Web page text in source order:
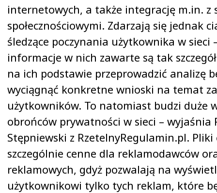
internetowych, a także integrację m.in. z
społecznościowymi. Zdarzają się jednak
śledzące poczynania użytkownika w sieci
informacje w nich zawarte są tak
na ich podstawie przeprowadzić analizę
wyciągnąć konkretne wnioski na temat
użytkowników. To natomiast budzi duże
obrońców prywatności w sieci – wyjaśnia
Stępniewski z RzetelnyRegulamin.pl. Pliki
szczególnie cenne dla reklamodawców
reklamowych, gdyż pozwalają na
użytkownikowi tylko tych reklam, które